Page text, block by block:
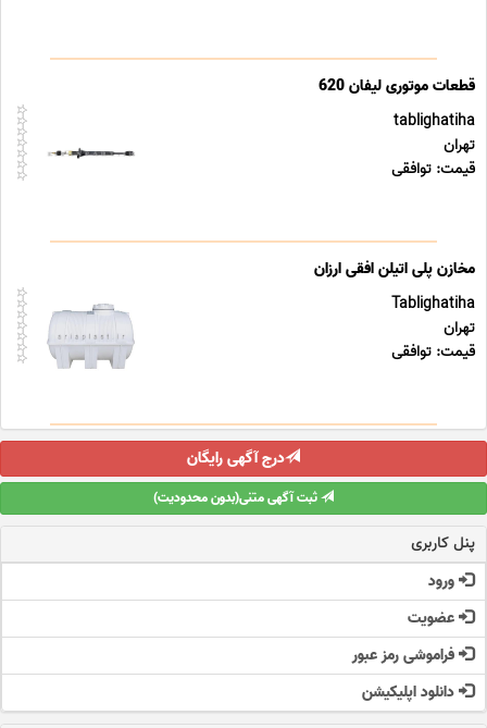
قطعات موتوری لیفان 620
tablighatiha
تهران
قیمت: توافقی
مخازن پلی اتیلن افقی ارزان
Tablighatiha
تهران
قیمت: توافقی
درج آگهی رایگان
ثبت آگهی متنی(بدون محدودیت)
پنل کاربری
ورود
عضویت
فراموشی رمز عبور
دانلود اپلیکیشن